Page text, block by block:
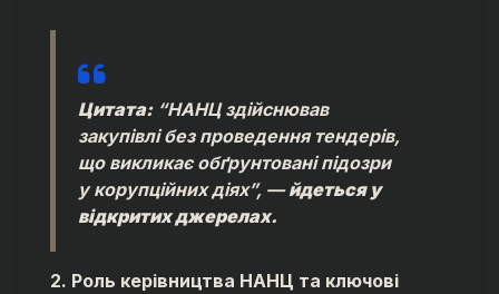
Цитата:“НАНЦ здійснював
закупівлі без проведення тендерів,
що викликає обґрунтовані підозри
у корупційних діях”, —йдеться у
відкритих джерелах.
2. Роль керівництва НАНЦ та ключові